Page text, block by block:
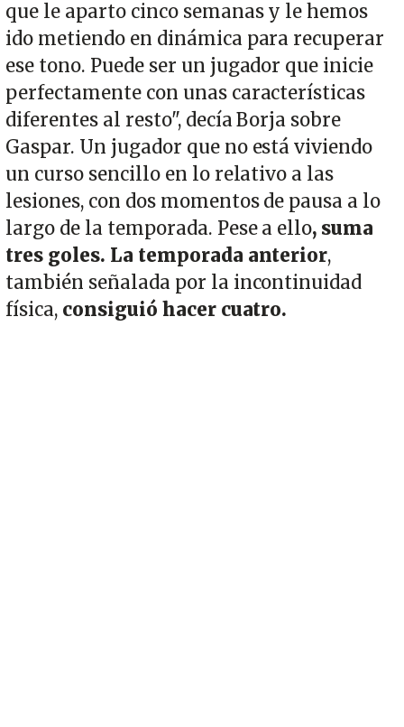
que le aparto cinco semanas y le hemos
ido metiendo en dinámica para recuperar
ese tono. Puede ser un jugador que inicie
perfectamente con unas características
diferentes al resto", decía Borja sobre
Gaspar. Un jugador que no está viviendo
un curso sencillo en lo relativo a las
lesiones, con dos momentos de pausa a lo
largo de la temporada. Pese a ello, suma
tres goles. La temporada anterior,
también señalada por la incontinuidad
física, consiguió hacer cuatro.